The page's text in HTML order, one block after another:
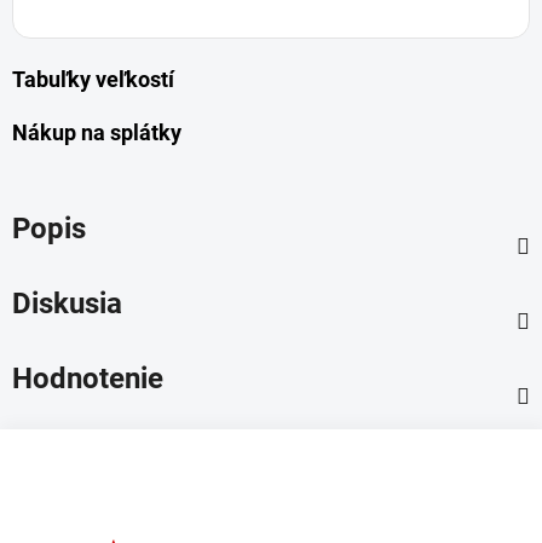
Tabuľky veľkostí
Nákup na splátky
Popis
Diskusia
Hodnotenie